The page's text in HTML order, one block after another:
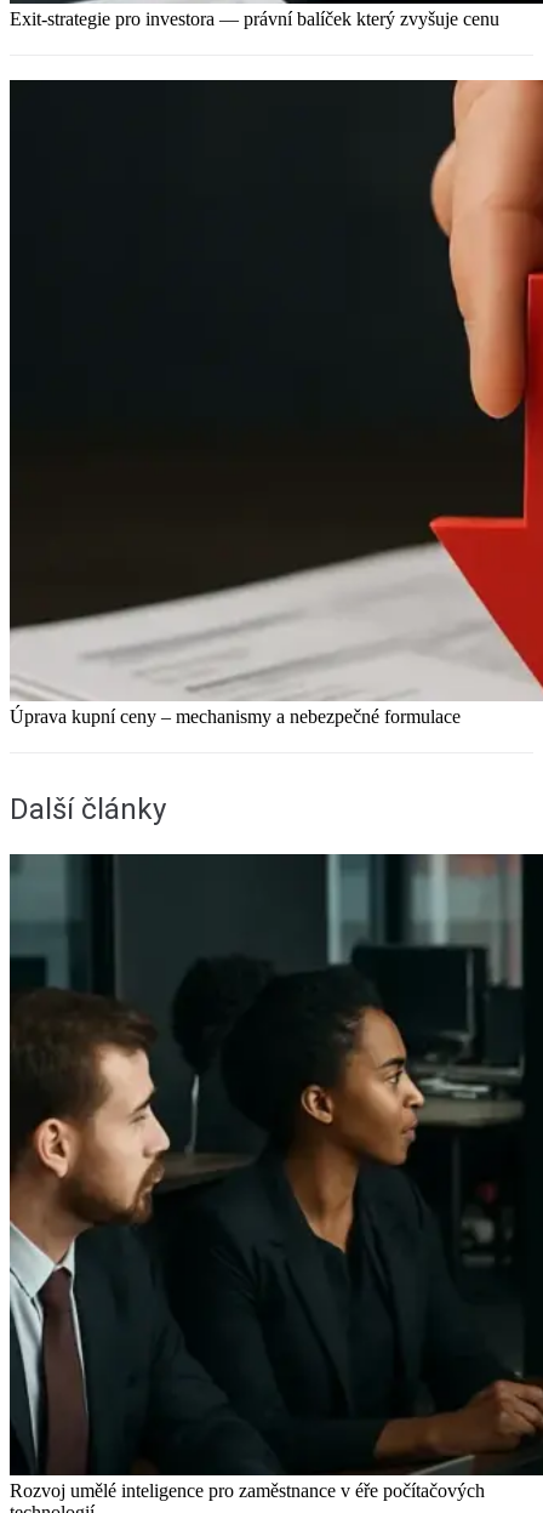
Exit-strategie pro investora — právní balíček který zvyšuje cenu
Úprava kupní ceny – mechanismy a nebezpečné formulace
Další články
Rozvoj umělé inteligence pro zaměstnance v éře počítačových